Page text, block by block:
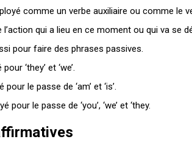
comme un verbe auxiliaire ou comme le
qui a lieu en ce moment ou qui va se
pour faire des phrases passives.
‘they’ et ‘we’.
le passe de ‘am’ et ‘is’.
pour le passe de ‘you’, ‘we’ et ‘they.